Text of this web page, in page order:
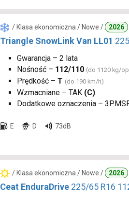
/ Klasa ekonomiczna / Nowe / 2026
Triangle SnowLink Van LL01
Gwarancja – 2 lata
Nośność – 112/110 (do 1120 kg/
Prędkość – T (do 190 km/h)
Wzmacniane – TAK (C)
Dodatkowe oznaczenia –
E D 73dB
/ Klasa ekonomiczna / Nowe / 2026
Ceat EnduraDrive 225/65 R16